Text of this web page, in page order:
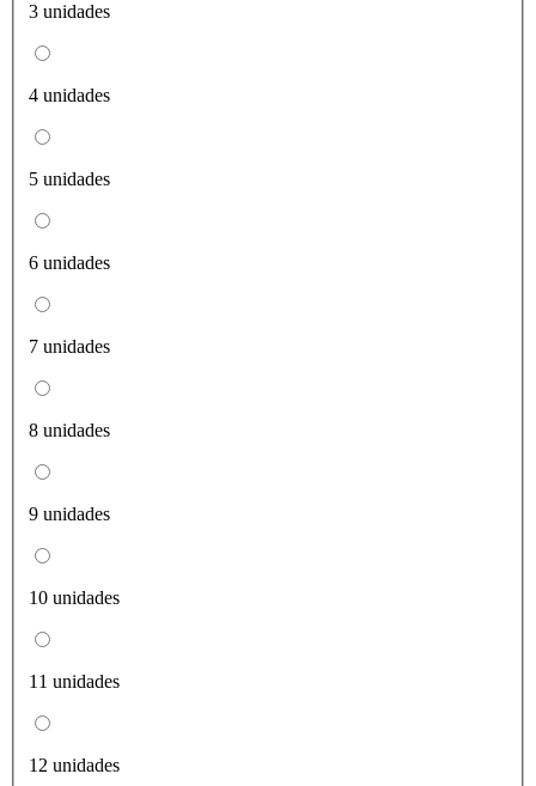
3 unidades
4 unidades
5 unidades
6 unidades
7 unidades
8 unidades
9 unidades
10 unidades
11 unidades
12 unidades